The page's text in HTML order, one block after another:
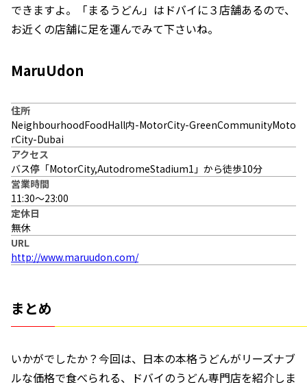
できますよ。「まるうどん」はドバイに３店舗あるので、
お近くの店舗に足を運んでみて下さいね。
MaruUdon
住所
NeighbourhoodFoodHall内-MotorCity-GreenCommunityMoto
rCity-Dubai
アクセス
バス停「MotorCity,AutodromeStadium1」から徒歩10分
営業時間
11:30〜23:00
定休日
無休
URL
http://www.maruudon.com/
まとめ
いかがでしたか？今回は、日本の本格うどんがリーズナブ
ルな価格で食べられる、ドバイのうどん専門店を紹介しま